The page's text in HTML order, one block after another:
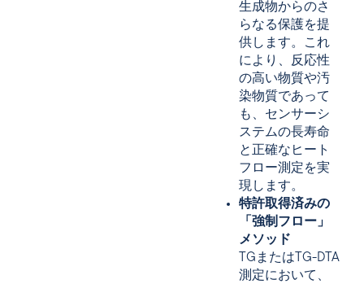
生成物からのさ
らなる保護を提
供します。これ
により、反応性
の高い物質や汚
染物質であって
も、センサーシ
ステムの長寿命
と正確なヒート
フロー測定を実
現します。
特許取得済みの
「強制フロー」
メソッド
TGまたはTG-DTA
測定において、